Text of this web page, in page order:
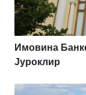
Имовина
Јуроклир